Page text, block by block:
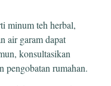
minum teh herbal,
air garam dapat
konsultasikan
pengobatan rumahan.